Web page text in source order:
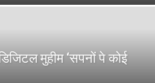
मुहीम ‘सपनों पे कोई